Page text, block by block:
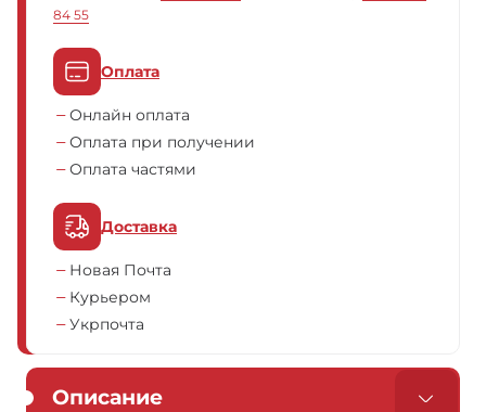
84 55
Оплата
Онлайн оплата
Оплата при получении
Оплата частями
Доставка
Новая Почта
Курьером
Укрпочта
Описание